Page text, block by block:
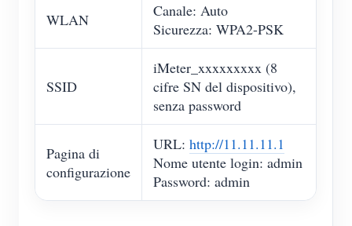
WLAN
Canale: Auto
Sicurezza: WPA2-PSK
SSID
iMeter_xxxxxxxxx (8
cifre SN del dispositivo),
senza password
Pagina di
configurazione
URL: http://11.11.11.1
Nome utente login: admin
Password: admin